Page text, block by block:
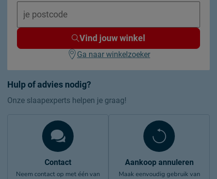
Hulp of advies nodig?
Onze slaapexperts helpen je graag!
Contact
Neem contact op met één van
Aankoop annuleren
Maak eenvoudig gebruik van
Vind jouw winkel
Ga naar winkelzoeker